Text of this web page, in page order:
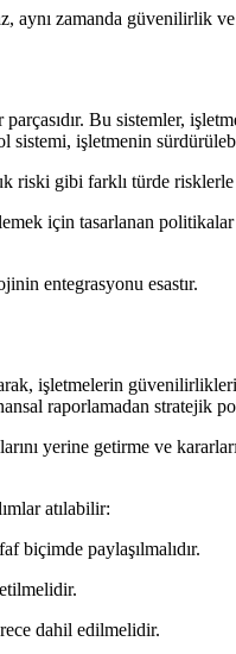
aynı zamanda güvenilirlik
Bu sistemler,
işletmenin
gibi farklı türde
için tasarlanan
entegrasyonu esastır.
işletmelerin
raporlamadan stratejik
yerine getirme ve
atılabilir:
biçimde paylaşılmalıdır.
dahil edilmelidir.